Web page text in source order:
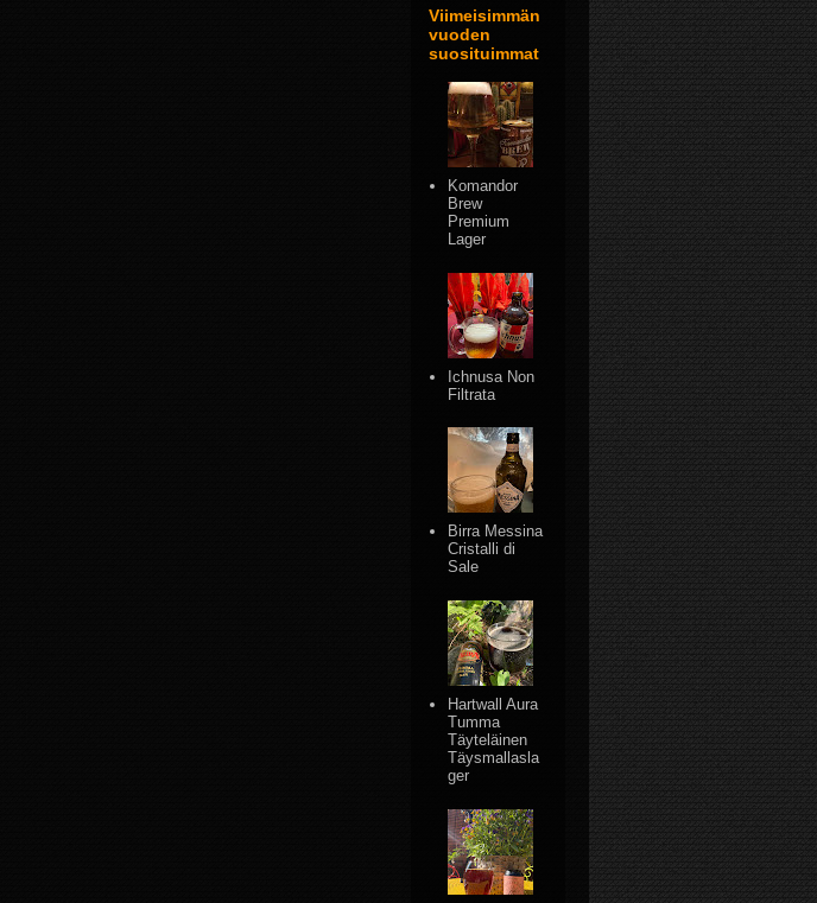
Viimeisimmän
vuoden
suosituimmat
Komandor
Brew
Premium
Lager
Ichnusa Non
Filtrata
Birra Messina
Cristalli di
Sale
Hartwall Aura
Tumma
Täyteläinen
Täysmallasla
ger